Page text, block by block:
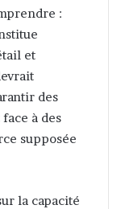
:
et
des
à des
supposée
la capacité